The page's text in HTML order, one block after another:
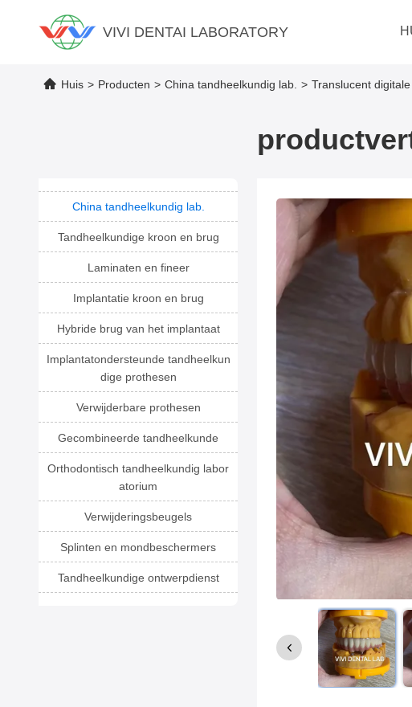
VIVI DENTAI LABORATORY
Huis > Producten > China tandheelkundig lab. > Translucent
China tandheelkundig lab.
Tandheelkundige kroon en brug
Laminaten en fineer
Implantatie kroon en brug
Hybride brug van het implantaat
Implantatondersteunde tandheelkun
dige prothesen
Verwijderbare prothesen
Gecombineerde tandheelkunde
Orthodontisch tandheelkundig labor
atorium
Verwijderingsbeugels
Splinten en mondbeschermers
Tandheelkundige ontwerpdienst